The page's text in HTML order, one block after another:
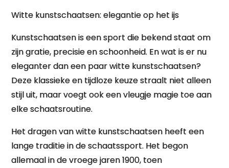
Witte kunstschaatsen: elegantie op het ijs
Kunstschaatsen is een sport die bekend staat om
zijn gratie, precisie en schoonheid. En wat is er nu
eleganter dan een paar witte kunstschaatsen?
Deze klassieke en tijdloze keuze straalt niet alleen
stijl uit, maar voegt ook een vleugje magie toe aan
elke schaatsroutine.
Het dragen van witte kunstschaatsen heeft een
lange traditie in de schaatssport. Het begon
allemaal in de vroege jaren 1900, toen